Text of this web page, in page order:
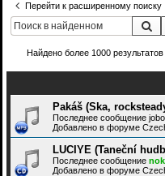
Перейти к расширенному поиску
Найдено более 1000 результатов
Pakáš (Ska,
Последнее сообщение
Добавлено в форуме
LUCIYE (Taneční
Последнее сообщение
Добавлено в форуме